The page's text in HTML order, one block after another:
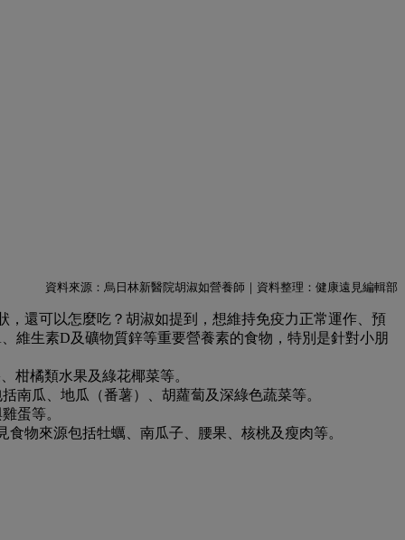
資料來源：烏日林新醫院胡淑如營養師｜資料整理：健康遠見編輯部
，還可以怎麼吃？胡淑如提到，想維持免疫力正常運作、預
維生素D及礦物質鋅等重要營養素的食物，特別是針對小朋
柑橘類水果及綠花椰菜等。
南瓜、地瓜（番薯）、胡蘿蔔及深綠色蔬菜等。
蛋等。
物來源包括牡蠣、南瓜子、腰果、核桃及瘦肉等。